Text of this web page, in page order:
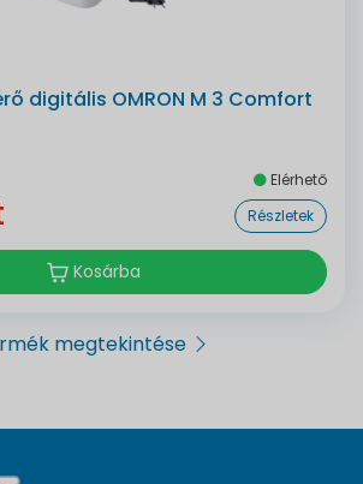
digitális OMRON M 3 Comfort
Elérhető
Részletek
Kosárba
megtekintése